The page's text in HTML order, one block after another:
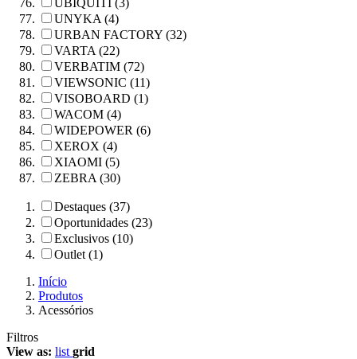
UBIQUITI (3)
UNYKA (4)
URBAN FACTORY (32)
VARTA (22)
VERBATIM (72)
VIEWSONIC (11)
VISOBOARD (1)
WACOM (4)
WIDEPOWER (6)
XEROX (4)
XIAOMI (5)
ZEBRA (30)
Destaques (37)
Oportunidades (23)
Exclusivos (10)
Outlet (1)
Início
Produtos
Acessórios
Filtros
View as: list grid